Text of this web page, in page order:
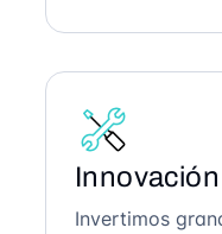
Invertimos